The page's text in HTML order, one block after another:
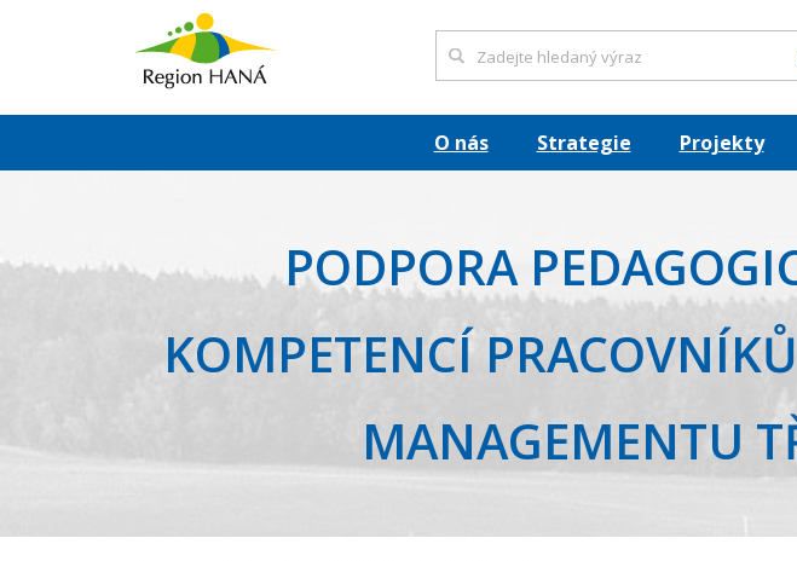
O nás Strategie Projekty
PODPORA
KOMPETENCÍ
MANAGEMENTU